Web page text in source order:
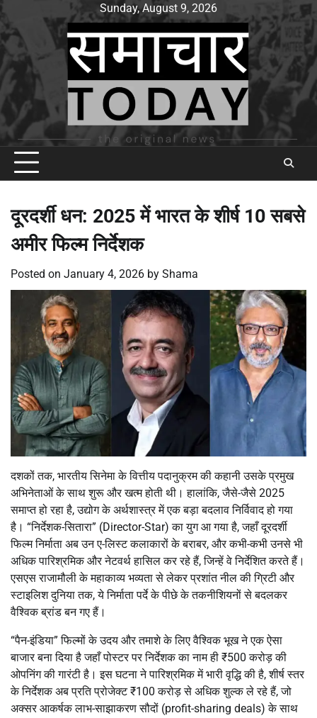
Skip
to
content
Sunday, August 9, 2026
दूरदर्शी धन: 2025 में भारत के शीर्ष 10 सबसे
अमीर फिल्म निर्देशक
Posted on January 4, 2026 by Shama
दशकों तक, भारतीय सिनेमा के वित्तीय पदानुक्रम की कहानी उसके प्रमुख
अभिनेताओं के साथ शुरू और खत्म होती थी। हालांकि, जैसे-जैसे 2025
समाप्त हो रहा है, उद्योग के अर्थशास्त्र में एक बड़ा बदलाव निर्विवाद हो गया
है। “निर्देशक-सितारा” (Director-Star) का युग आ गया है, जहाँ दूरदर्शी
फिल्म निर्माता अब उन ए-लिस्ट कलाकारों के बराबर, और कभी-कभी उनसे भी
अधिक पारिश्रमिक और नेटवर्थ हासिल कर रहे हैं, जिन्हें वे निर्देशित करते हैं।
एसएस राजामौली के महाकाव्य भव्यता से लेकर प्रशांत नील की ग्रिटी और
स्टाइलिश दुनिया तक, ये निर्माता पर्दे के पीछे के तकनीशियनों से बदलकर
वैश्विक ब्रांड बन गए हैं।
“पैन-इंडिया” फिल्मों के उदय और तमाशे के लिए वैश्विक भूख ने एक ऐसा
बाजार बना दिया है जहाँ पोस्टर पर निर्देशक का नाम ही ₹500 करोड़ की
ओपनिंग की गारंटी है। इस घटना ने पारिश्रमिक में भारी वृद्धि की है, शीर्ष स्तर
के निर्देशक अब प्रति प्रोजेक्ट ₹100 करोड़ से अधिक शुल्क ले रहे हैं, जो
अक्सर आकर्षक लाभ-साझाकरण सौदों (profit-sharing deals) के साथ